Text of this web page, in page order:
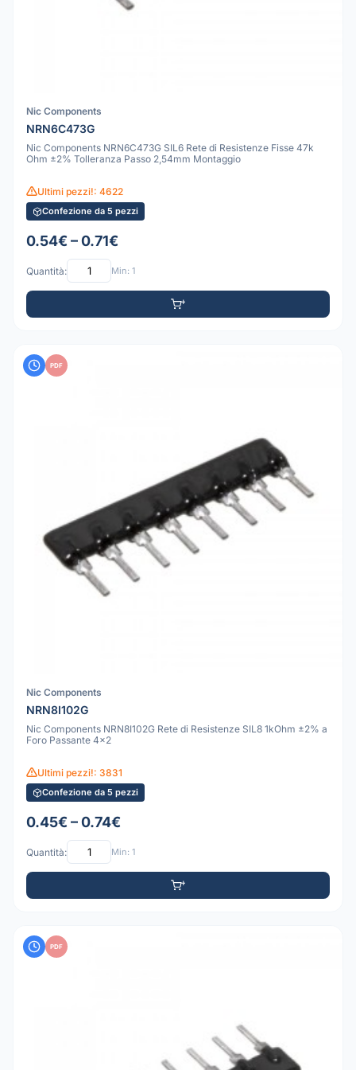
Nic Components
NRN6C473G
Nic Components NRN6C473G SIL6 Rete di Resistenze Fisse 47k
Ohm ±2% Tolleranza Passo 2,54mm Montaggio
Ultimi pezzi!: 4622
Confezione da 5 pezzi
0.54€ – 0.71€
Quantità: Min: 1
PDF
Nic Components
NRN8I102G
Nic Components NRN8I102G Rete di Resistenze SIL8 1kOhm ±2% a
Foro Passante 4x2
Ultimi pezzi!: 3831
Confezione da 5 pezzi
0.45€ – 0.74€
Quantità: Min: 1
PDF